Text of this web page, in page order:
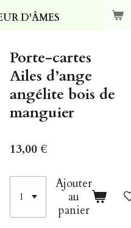
D'ÂMES
Porte-cartes
Ailes d’ange
angélite bois de
manguier
13,00 €
Ajouter
au
panier